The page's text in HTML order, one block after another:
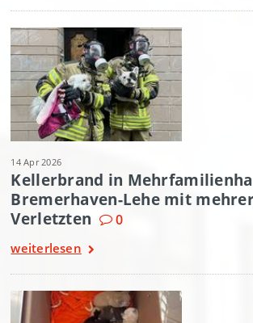
14 Apr 2026
Kellerbrand in
Bremerhaven-Lehe mit
Verletzten
0
weiterlesen